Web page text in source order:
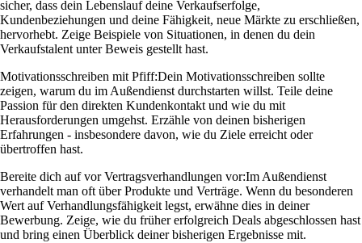
sicher, dass dein Lebenslauf deine Verkaufserfolge,
Kundenbeziehungen und deine Fähigkeit, neue Märkte zu erschließen,
hervorhebt. Zeige Beispiele von Situationen, in denen du dein
Verkaufstalent unter Beweis gestellt hast.
Motivationsschreiben mit Pfiff:Dein Motivationsschreiben sollte
zeigen, warum du im Außendienst durchstarten willst. Teile deine
Passion für den direkten Kundenkontakt und wie du mit
Herausforderungen umgehst. Erzähle von deinen bisherigen
Erfahrungen - insbesondere davon, wie du Ziele erreicht oder
übertroffen hast.
Bereite dich auf vor Vertragsverhandlungen vor:Im Außendienst
verhandelt man oft über Produkte und Verträge. Wenn du besonderen
Wert auf Verhandlungsfähigkeit legst, erwähne dies in deiner
Bewerbung. Zeige, wie du früher erfolgreich Deals abgeschlossen hast
und bring einen Überblick deiner bisherigen Ergebnisse mit.